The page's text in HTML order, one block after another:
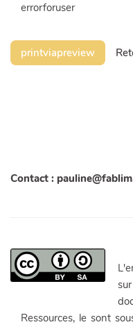
errorforuser
printviapreview
Contact :
Ressources, le sont